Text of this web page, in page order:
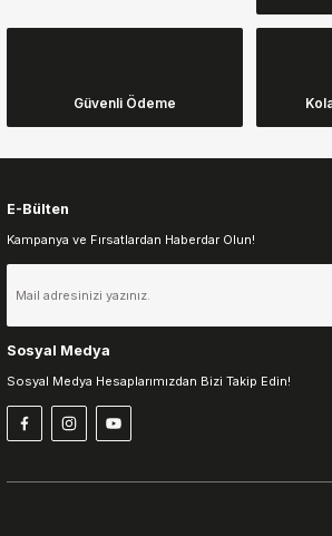
Ürün açıklamasında eksik bilgiler bulunuyor.
Gönder
Güvenli Ödeme
E-Bülten
Kampanya ve Fırsatlardan Haberdar Olun!
Sosyal Medya
Sosyal Medya Hesaplarımızdan Bizi Takip Edin!